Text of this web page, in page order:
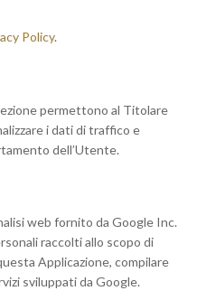
Policy.
permettono al Titolare
i dati di traffico e
dell’Utente.
web fornito da Google Inc.
raccolti allo scopo di
Applicazione, compilare
sviluppati da Google.